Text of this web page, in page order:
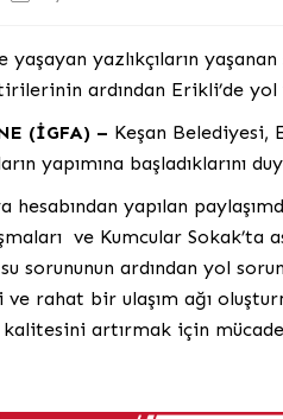
yaşayan yazlıkçıların
ardından Erikli’de yol
(İGFA) – Keşan
yapımına başladıklarını
yapılan
ve Kumcular Sokak’ta
su sorununun ardından yol
ve rahat bir ulaşım ağı
artırmak için